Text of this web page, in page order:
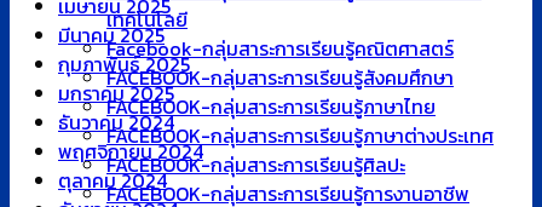
เทคโนโลยี
Facebook-กลุ่มสาระการเรียนรู้คณิตศาสตร์
FACEBOOK-กลุ่มสาระการเรียนรู้สังคมศึกษา
FACEBOOK-กลุ่มสาระการเรียนรู้ภาษาไทย
FACEBOOK-กลุ่มสาระการเรียนรู้ภาษาต่างประเทศ
FACEBOOK-กลุ่มสาระการเรียนรู้ศิลปะ
FACEBOOK-กลุ่มสาระการเรียนรู้การงานอาชีพ
เมษายน 2025
มีนาคม 2025
กุมภาพันธ์ 2025
มกราคม 2025
ธันวาคม 2024
พฤศจิกายน 2024
ตุลาคม 2024